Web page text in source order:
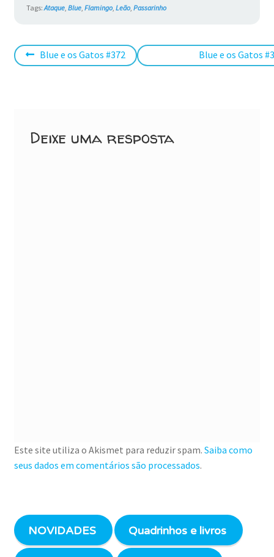
Tags: Ataque, Blue, Flamingo, Leão, Passarinho
Navegação
Post
Blue e os Gatos #372
Próximo
Blue e os Gatos
Deixe uma resposta
Este site utiliza o Akismet para reduzir spam. Saiba como
seus dados em comentários são processados.
NOVIDADES Quadrinhos e livros